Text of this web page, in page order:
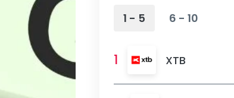
1 - 5 6 - 10
1 XTB